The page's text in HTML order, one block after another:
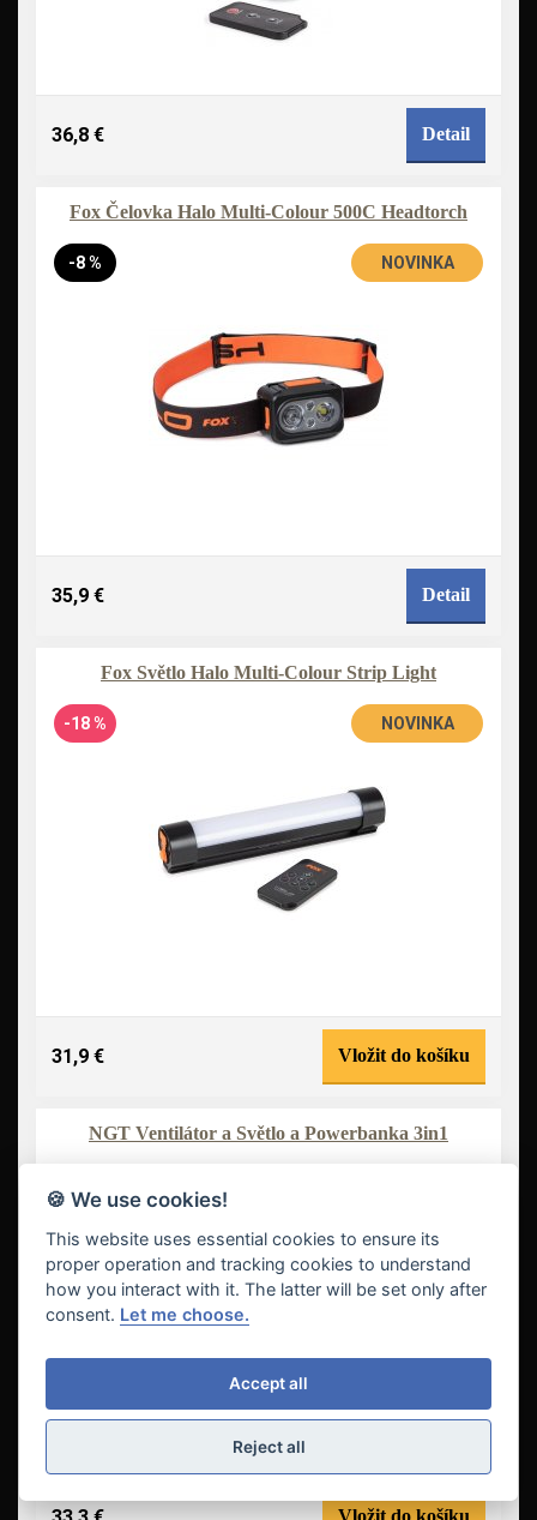
36,8 € Detail
Fox Čelovka Halo Multi-Colour 500C Headtorch
-8 % NOVINKA
35,9 € Detail
Fox Světlo Halo Multi-Colour Strip Light
-18 % NOVINKA
31,9 € Vložit do košíku
NGT Ventilátor a Světlo a Powerbanka 3in1
Vložit do košíku
🍪 We use cookies!
This website uses essential cookies to ensure its
proper operation and tracking cookies to understand
how you interact with it. The latter will be set only after
consent. Let me choose.
Accept all
Reject all